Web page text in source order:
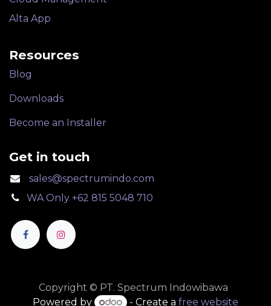
Alta App
Resources
Blog
Downloads
Become an Installer
Get in touch
sales@spectrumindo.com
WA Only +62 815 5048 710
Copyright © PT. Spectrum Indowibawa
Powered by
- Create afree website